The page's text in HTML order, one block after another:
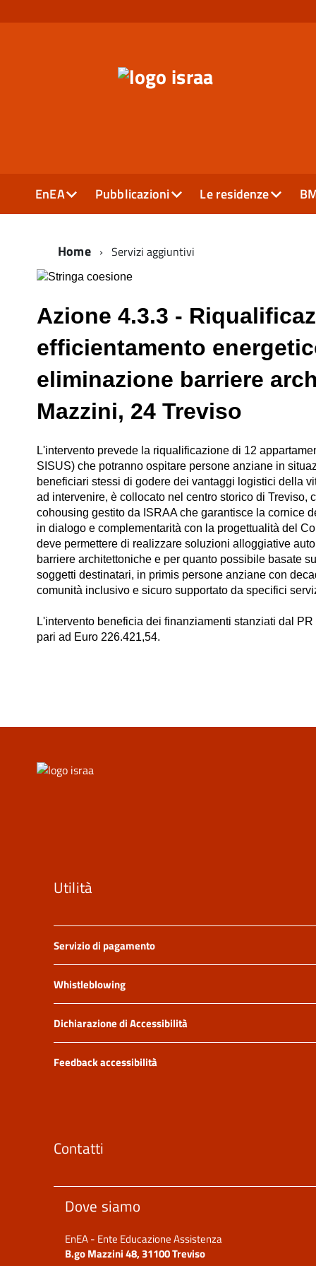
EnEA Pubblicazioni Le residenze
Home Servizi aggiuntivi
Azione 4.3.3 -
efficientamento
eliminazione barriere
Mazzini, 24 Treviso
L'intervento prevede la riqualificazione di 12
SISUS) che potranno ospitare persone anziane in
beneficiari stessi di godere dei vantaggi logistici della
ad intervenire, è collocato nel centro storico di Treviso,
cohousing gestito da ISRAA che garantisce la cornice
in dialogo e complementarità con la progettualità del
deve permettere di realizzare soluzioni alloggiative
barriere architettoniche e per quanto possibile basate
soggetti destinatari, in primis persone anziane con
comunità inclusivo e sicuro supportato da specifici
L'intervento beneficia dei finanziamenti stanziati dal
pari ad Euro 226.421,54.
Utilità
Servizio di pagamento
Whistleblowing
Dichiarazione di Accessibilità
Feedback accessibilità
Contatti
Dove siamo
EnEA - Ente Educazione Assistenza
B.go Mazzini 48, 31100 Treviso